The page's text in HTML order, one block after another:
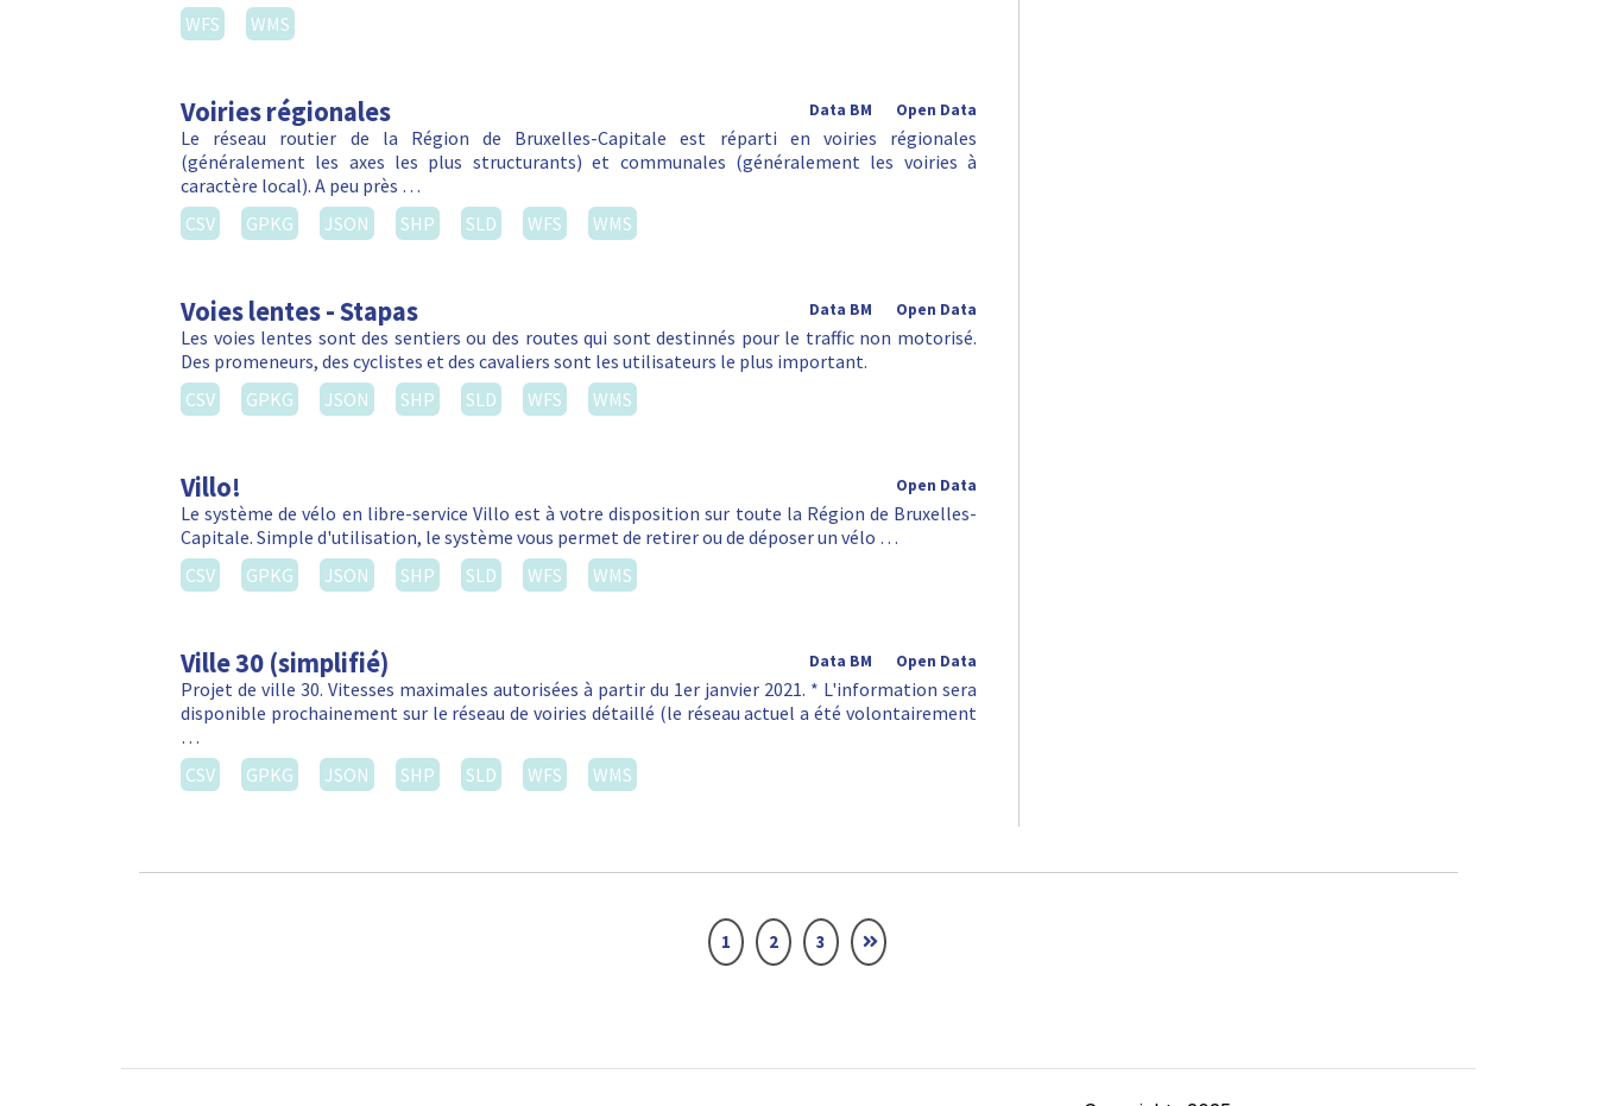
WFS
WMS
Voiries régionales Open Data
Data BM
Le réseau routier de la Région de Bruxelles-Capitale est réparti en voiries régionales
(généralement les axes les plus structurants) et communales (généralement les voiries à
caractère local). A peu près …
CSV
GPKG JSON SHP SLD WFS WMS
Voies lentes - Stapas Open Data
Data BM
Les voies lentes sont des sentiers ou des routes qui sont destinnés pour le traffic non motorisé.
Des promeneurs, des cyclistes et des cavaliers sont les utilisateurs le plus important.
CSV
GPKG JSON SHP SLD WFS WMS
Villo! Open Data
Le système de vélo en libre-service Villo est à votre disposition sur toute la Région de Bruxelles-
Capitale. Simple d'utilisation, le système vous permet de retirer ou de déposer un vélo …
CSV
GPKG JSON SHP SLD WFS WMS
Ville 30 (simplifié) Open Data
Data BM
Projet de ville 30. Vitesses maximales autorisées à partir du 1er janvier 2021. * L'information sera
disponible prochainement sur le réseau de voiries détaillé (le réseau actuel a été volontairement
…
CSV
GPKG JSON SHP SLD WFS WMS
1 2 3